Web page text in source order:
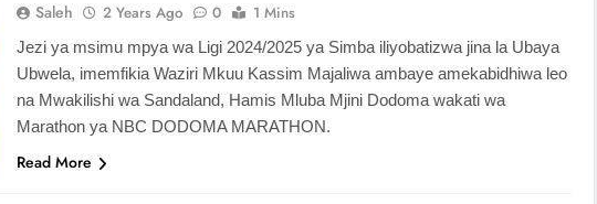
Saleh 2 Years Ago 0 1 Mins
Jezi ya msimu mpya wa Ligi 2024/2025 ya Simba iliyobatizwa jina la Ubaya
Ubwela, imemfikia Waziri Mkuu Kassim Majaliwa ambaye amekabidhiwa leo
na Mwakilishi wa Sandaland, Hamis Mluba Mjini Dodoma wakati wa
Marathon ya NBC DODOMA MARATHON.
Read More